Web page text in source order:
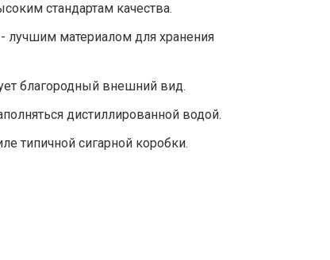
стандартам качества.
материалом для хранения
благородный внешний вид.
дистиллированной водой.
типичной сигарной коробки.